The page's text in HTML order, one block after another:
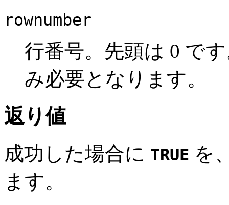
rownumber
行番号。先頭は 0 で
み必要となります。
返り値
成功した場合に TRUE を
ます。